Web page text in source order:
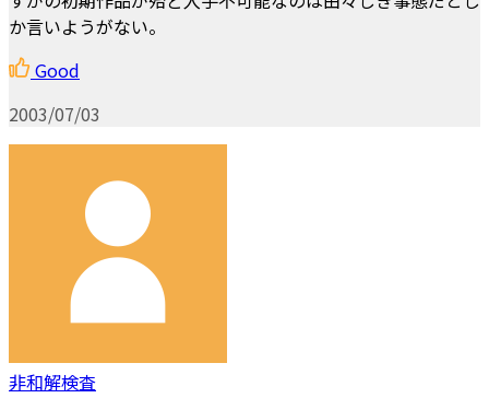
か言いようがない。
Good
2003/07/03
非和解検査